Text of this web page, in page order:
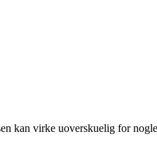
kan virke uoverskuelig for